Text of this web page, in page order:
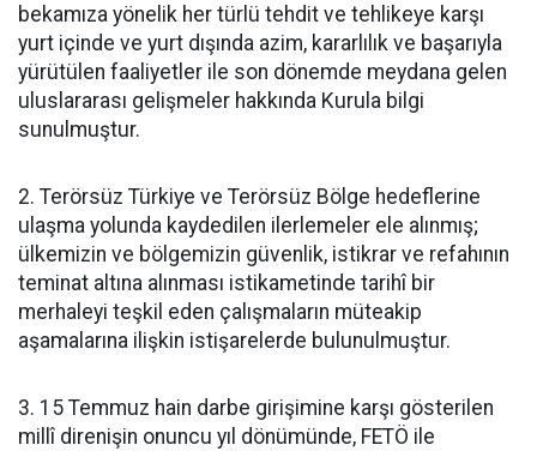
bekamıza yönelik her türlü tehdit ve tehlikeye karşı
yurt içinde ve yurt dışında azim, kararlılık ve başarıyla
yürütülen faaliyetler ile son dönemde meydana gelen
uluslararası gelişmeler hakkında Kurula bilgi
sunulmuştur.
2. Terörsüz Türkiye ve Terörsüz Bölge hedeflerine
ulaşma yolunda kaydedilen ilerlemeler ele alınmış;
ülkemizin ve bölgemizin güvenlik, istikrar ve refahının
teminat altına alınması istikametinde tarihî bir
merhaleyi teşkil eden çalışmaların müteakip
aşamalarına ilişkin istişarelerde bulunulmuştur.
3. 15 Temmuz hain darbe girişimine karşı gösterilen
millî direnişin onuncu yıl dönümünde, FETÖ ile